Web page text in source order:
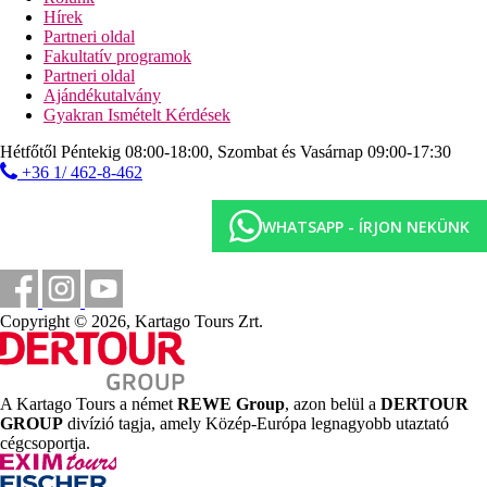
szauna
gőzfürdő
pezsgőfürdő
masszázsok
szépségszalon
Ellátás
reggeli későn kelőknek, napközben snack-ételek, kávé,
tea és sütemények, helyi alkoholos és alkoholmentes
italok 10:00 és 24:00 óra között, tartózkodásonként 1x
étkezés az a'la carte-éttermek egyikében ingyenesen (hal,
olasz, keleti, előzetes foglalás szükséges). Az All Inclusive
szállodák szolgáltatásai bizonyos részletekben
szállodánként eltérhetnek.
Szálláshely besorolás
Az adott ország hivatalos besorolása: 3*.
Távolságok
7 km
Hírek
Partneri oldal
Fakultatív programok
Partneri oldal
Ajándékutalvány
Gyakran Ismételt Kérdések
Hétfőtől Péntekig 08:00-18:00, Szombat és Vasárnap 09:00-17:30
+36 1/ 462-8-462
WHATSAPP - ÍRJON NEKÜNK
Copyright © 2026, Kartago Tours Zrt.
A Kartago Tours a német REWE Group, azon belül a DERTOUR
GROUP divízió tagja, amely Közép-Európa legnagyobb utaztató
cégcsoportja.